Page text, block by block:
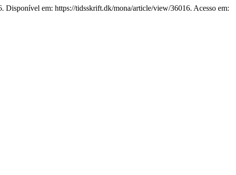
Disponível em: https://tidsskrift.dk/mona/article/view/36016. Acesso em: